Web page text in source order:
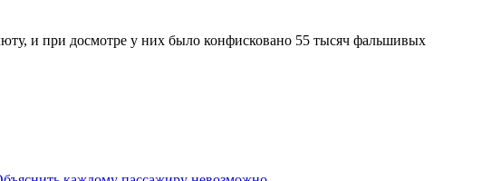
и при досмотре у них было конфисковано 55 тысяч фальшивых